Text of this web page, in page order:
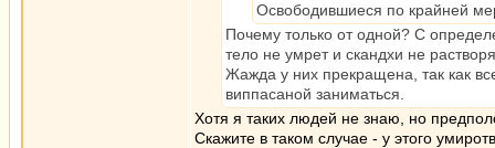
Освободившиеся по крайней
Почему только от одной? С
тело не умрет и скандхи не
Жажда у них прекращена, так как
виппасаной заниматься.
Хотя я таких людей не знаю, но
Скажите в таком случае - у этого